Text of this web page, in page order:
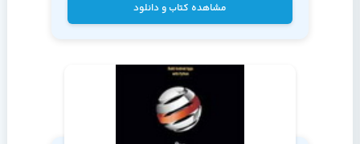
مشاهده کتاب و دانلود